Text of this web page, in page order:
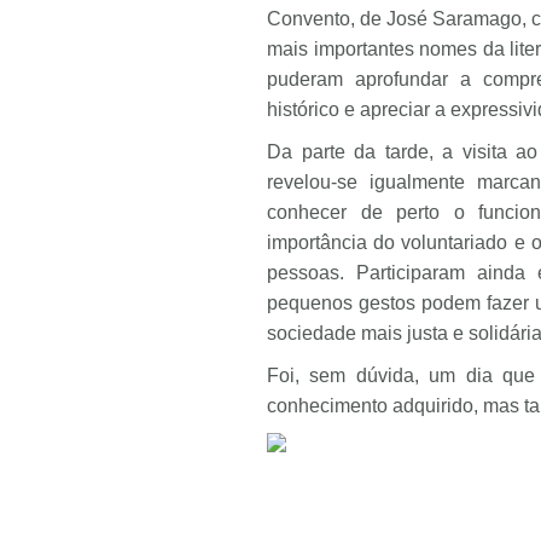
Convento, de José Saramago,
mais importantes nomes da
puderam aprofundar a
histórico e apreciar a
Da parte da tarde, a visita
revelou-se igualmente
conhecer de perto o
importância do voluntariado e
pessoas. Participaram
pequenos gestos podem fazer
sociedade mais justa e
Foi, sem dúvida, um dia
conhecimento adquirido, mas